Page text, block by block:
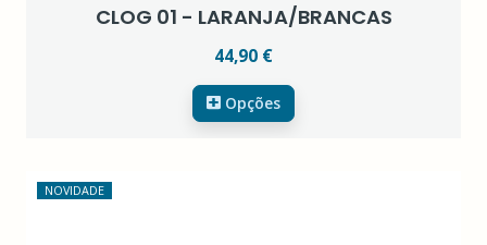
CLOG 01 - LARANJA/BRANCAS
44,90 €
Opções
NOVIDADE